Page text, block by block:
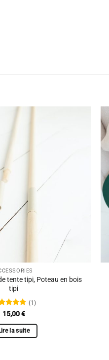
tente tipi, Poteau en bois
tipi
5.00
(1)
15,00€
la suite